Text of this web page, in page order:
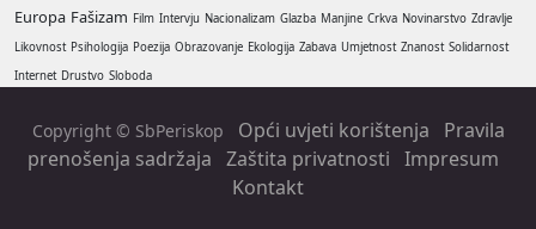
Europa Fašizam Film Intervju Nacionalizam Glazba Manjine Crkva Novinarstvo Zdravlje
Likovnost Psihologija Poezija Obrazovanje Ekologija Zabava Umjetnost Znanost Solidarnost
Internet Drustvo Sloboda
Copyright © SbPeriskop Opći uvjeti korištenja
Pravila
prenošenja sadržaja Zaštita privatnosti Impresum
Kontakt